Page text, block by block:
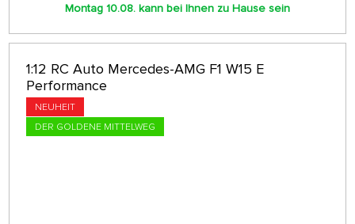
Montag 10.08. kann bei Ihnen zu Hause sein
1:12 RC Auto Mercedes-AMG F1 W15 E
Performance
NEUHEIT
DER GOLDENE MITTELWEG